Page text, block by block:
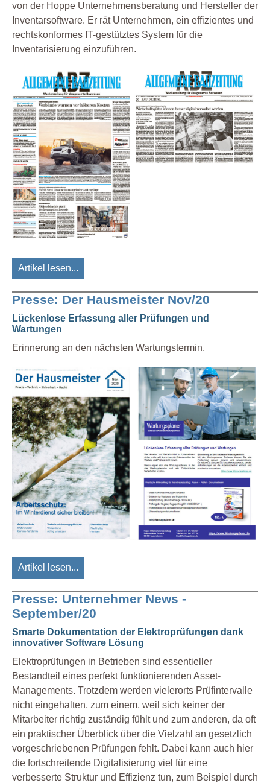
von der Hoppe Unternehmensberatung und Hersteller der
Inventarsoftware. Er rät Unternehmen, ein effizientes und
rechtskonformes IT-gestütztes System für die
Inventarisierung einzuführen.
Artikel lesen...
Presse: Der Hausmeister Nov/20
Lückenlose Erfassung aller Prüfungen und
Wartungen
Erinnerung an den nächsten Wartungstermin.
Artikel lesen...
Presse: Unternehmer News -
September/20
Smarte Dokumentation der Elektroprüfungen dank
innovativer Software Lösung
Elektroprüfungen in Betrieben sind essentieller
Bestandteil eines perfekt funktionierenden Asset-
Managements. Trotzdem werden vielerorts Prüfintervalle
nicht eingehalten, zum einem, weil sich keiner der
Mitarbeiter richtig zuständig fühlt und zum anderen, da oft
ein praktischer Überblick über die Vielzahl an gesetzlich
vorgeschriebenen Prüfungen fehlt. Dabei kann auch hier
die fortschreitende Digitalisierung viel für eine
verbesserte Struktur und Effizienz tun, zum Beispiel durch